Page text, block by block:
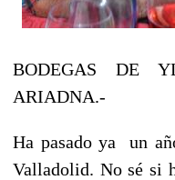
BODEGAS DE
ARIADNA.-
Ha pasado ya un
Valladolid. No sé si